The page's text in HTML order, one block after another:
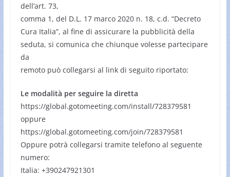
dell’art. 73,
comma 1, del D.L. 17 marco 2020 n. 18, c.d. “Decreto
Cura Italia”, al fine di assicurare la pubblicità della
seduta, si comunica che chiunque volesse partecipare
da
remoto può collegarsi al link di seguito riportato:
Le modalità per seguire la diretta
https://global.gotomeeting.com/install/728379581
oppure
https://global.gotomeeting.com/join/728379581
Oppure potrà collegarsi tramite telefono al seguente
numero:
Italia: +390247921301